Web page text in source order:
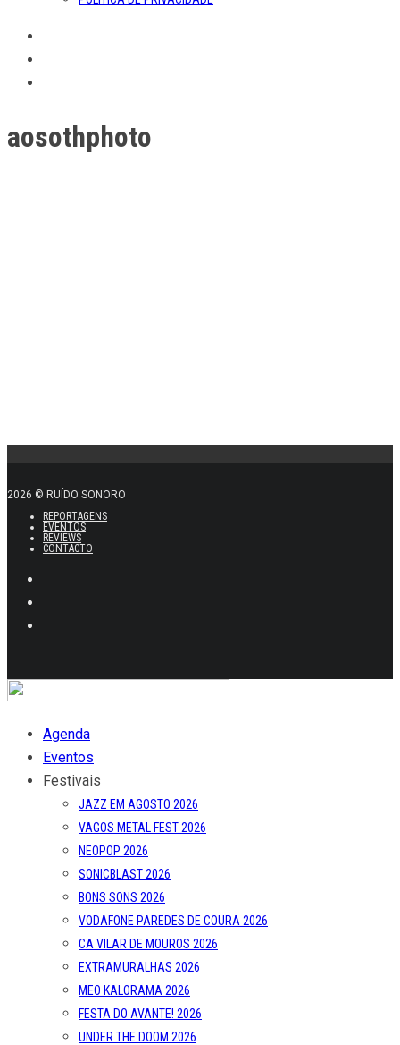
aosothphoto
2026 © RUÍDO SONORO
REPORTAGENS
EVENTOS
REVIEWS
CONTACTO
Agenda
Eventos
Festivais
JAZZ EM AGOSTO 2026
VAGOS METAL FEST 2026
NEOPOP 2026
SONICBLAST 2026
BONS SONS 2026
VODAFONE PAREDES DE COURA 2026
CA VILAR DE MOUROS 2026
EXTRAMURALHAS 2026
MEO KALORAMA 2026
FESTA DO AVANTE! 2026
UNDER THE DOOM 2026